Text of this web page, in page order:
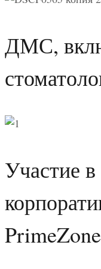
ДМС,
Участие
PrimeZone